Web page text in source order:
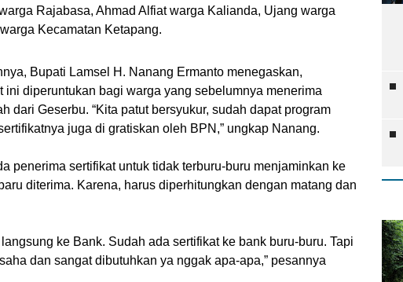
Rajabasa, Ahmad Alfiat warga Kalianda, Ujang warga
Kecamatan Ketapang.
Bupati Lamsel H. Nanang Ermanto menegaskan,
ini diperuntukan bagi warga yang sebelumnya menerima
dari Geserbu. “Kita patut bersyukur, sudah dapat program
juga di gratiskan oleh BPN,” ungkap Nanang.
penerima sertifikat untuk tidak terburu-buru menjaminkan ke
diterima. Karena, harus diperhitungkan dengan matang dan
ke Bank. Sudah ada sertifikat ke bank buru-buru. Tapi
dan sangat dibutuhkan ya nggak apa-apa,” pesannya